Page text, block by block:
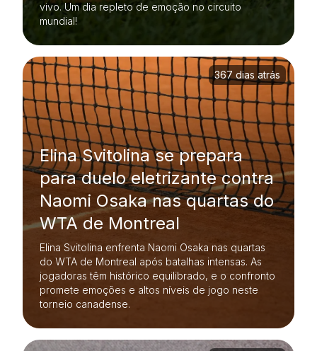
vivo. Um dia repleto de emoção no circuito
mundial!
Elina Svitolina se prepara
para duelo eletrizante contra
Naomi Osaka nas quartas do
WTA de Montreal
Elina Svitolina enfrenta Naomi Osaka nas quartas
do WTA de Montreal após batalhas intensas. As
jogadoras têm histórico equilibrado, e o confronto
promete emoções e altos níveis de jogo neste
torneio canadense.
367 dias atrás